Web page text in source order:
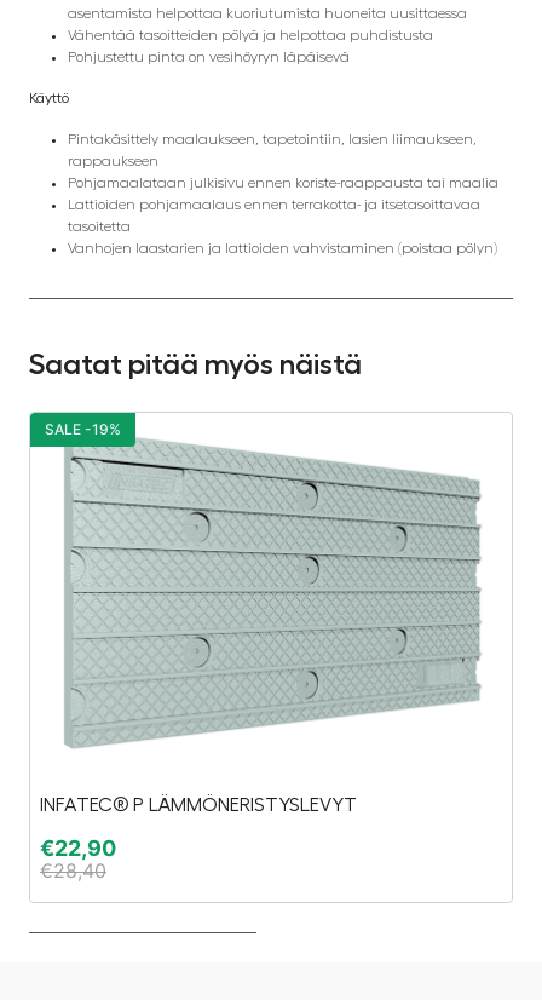
asentamista helpottaa kuoriutumista huoneita uusittaessa
Vähentää tasoitteiden pölyä ja helpottaa puhdistusta
Pohjustettu pinta on vesihöyryn läpäisevä
Käyttö
Pintakäsittely maalaukseen, tapetointiin, lasien liimaukseen,
rappaukseen
Pohjamaalataan julkisivu ennen koriste-raappausta tai maalia
Lattioiden pohjamaalaus ennen terrakotta- ja itsetasoittavaa
tasoitetta
Vanhojen laastarien ja lattioiden vahvistaminen (poistaa pölyn)
Saatat pitää myös näistä
INFATEC® P LÄMMÖNERISTYSLEVYT
€22,90
€28,40
SALE -19%